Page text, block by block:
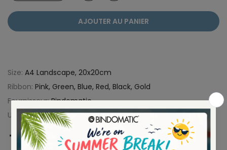
AJOUTER AU PANIER
Size: A4 Landscape, 20x20cm
Ribbon: Pink, Green, Blue, Red, Black, Gold
Fournisseur:Bindomatic
UGS :4DIY000501